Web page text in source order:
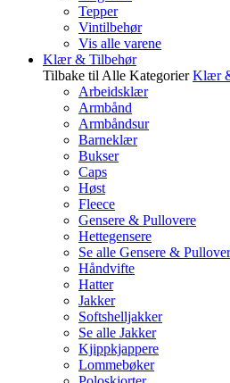
Tepper
Vintilbehør
Vis alle varene
Klær & Tilbehør
Tilbake til Alle Kategorier Klær
Arbeidsklær
Armbånd
Armbåndsur
Barneklær
Bukser
Caps
Høst
Fleece
Gensere & Pullovere
Hettegensere
Se alle Gensere &
Håndvifte
Hatter
Jakker
Softshelljakker
Se alle Jakker
Kjippkjappere
Lommebøker